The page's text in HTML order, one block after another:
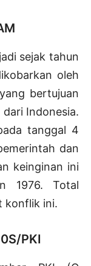
sejak tahun
oleh
bertujuan
Indonesia.
tanggal 4
dan
keinginan ini
1976. Total
konflik ini.
PKI